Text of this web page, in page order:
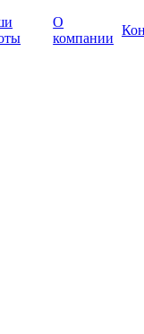
О
компании